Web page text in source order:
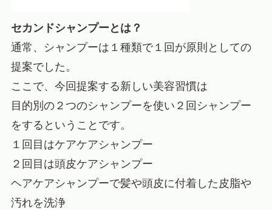
セカンドシャンプーとは？
通常、シャンプーは１種類で１回が原則としての
提案でした。
ここで、今回提案する新しい美容習慣は
目的別の２つのシャンプーを使い２回シャンプー
をするということです。
１回目はケアケアシャンプー
２回目は頭皮ケアシャンプー
ヘアケアシャンプーで髪や頭皮に付着した皮脂や
汚れを洗浄